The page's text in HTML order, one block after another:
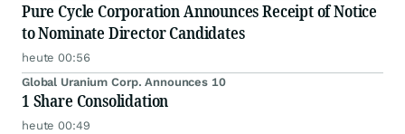
Pure Cycle Corporation Announces Receipt of Notice
to Nominate Director Candidates
heute 00:56
Global Uranium Corp. Announces 10
1 Share Consolidation
heute 00:49